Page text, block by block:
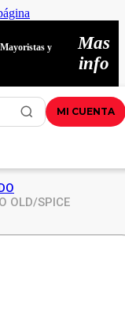
y
Mas
info
MI CUENTA
OLD/SPICE